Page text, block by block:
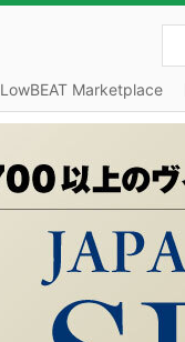
LowBEAT Marketplace